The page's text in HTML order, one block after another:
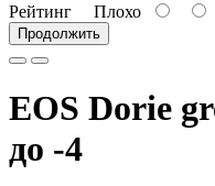
Рейтинг Плохо
Продолжить
EOS Dorie
до -4